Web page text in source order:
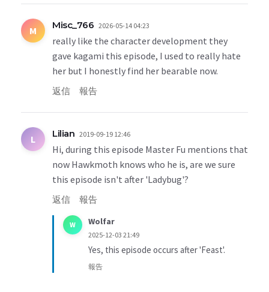
M Misc_766 2026-05-14 04:23
really like the character development they
gave kagami this episode, I used to really hate
her but I honestly find her bearable now.
返信 報告
L Lilian 2019-09-19 12:46
Hi, during this episode Master Fu mentions that
now Hawkmoth knows who he is, are we sure
this episode isn't after 'Ladybug'?
返信 報告
W Wolfar
2025-12-03 21:49
Yes, this episode occurs after 'Feast'.
報告